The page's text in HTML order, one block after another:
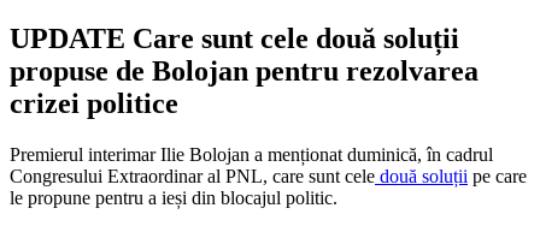
UPDATE Care sunt cele două soluții
propuse de Bolojan pentru rezolvarea
crizei politice
Premierul interimar Ilie Bolojan a menționat duminică, în cadrul
Congresului Extraordinar al PNL, care sunt cele două soluții pe care
le propune pentru a ieși din blocajul politic.